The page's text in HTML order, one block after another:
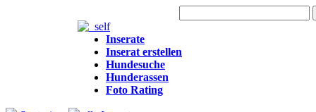
Inserate
Inserat erstellen
Hundesuche
Hunderassen
Foto Rating